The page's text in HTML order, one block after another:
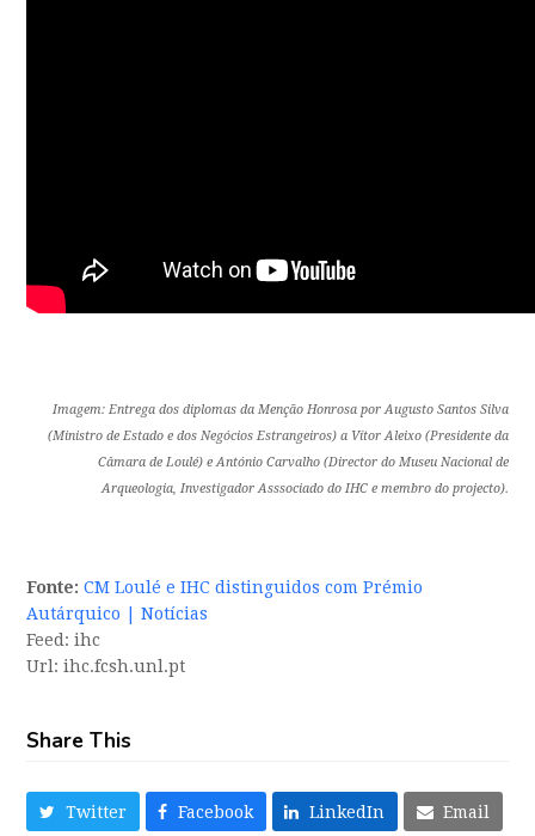
Imagem: Entrega dos diplomas da Menção Honrosa por Augusto Santos Silva
(Ministro de Estado e dos Negócios Estrangeiros) a Vítor Aleixo (Presidente da
Câmara de Loulé) e António Carvalho (Director do Museu Nacional de
Arqueologia, Investigador Asssociado do IHC e membro do projecto).
Fonte: CM Loulé e IHC distinguidos com Prémio
Autárquico | Notícias
Feed: ihc
Url: ihc.fcsh.unl.pt
Share This
Twitter Facebook LinkedIn Email